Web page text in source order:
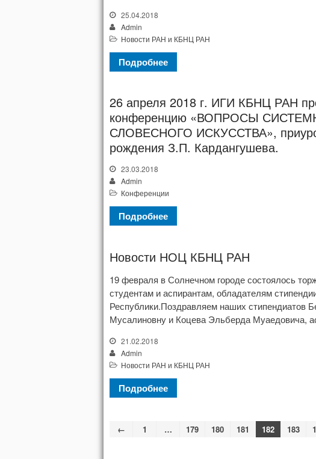
25.04.2018
Admin
Новости РАН и КБНЦ РАН
Подробнее
26 апреля 2018 г. ИГИ КБНЦ РАН
конференцию «ВОПРОСЫ
СЛОВЕСНОГО ИСКУССТВА»,
рождения З.П. Кардангушева.
23.03.2018
Admin
Конференции
Подробнее
Новости НОЦ КБНЦ РАН
19 февраля в Солнечном городе состоялось
студентам и аспирантам, обладателям
Республики.Поздравляем наших стипендиатов
Мусалиновну и Коцева Эльберда Муаедовича,
21.02.2018
Admin
Новости РАН и КБНЦ РАН
Подробнее
← 1 … 179 180 181 182 183